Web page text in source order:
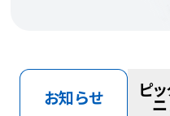
お知らせ
ピ